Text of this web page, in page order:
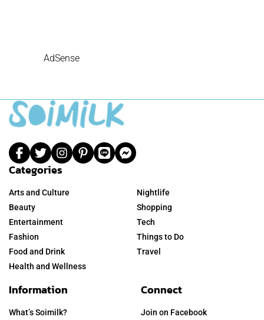
AdSense
Categories
Arts and Culture
Beauty
Entertainment
Fashion
Food and Drink
Health and Wellness
Nightlife
Shopping
Tech
Things to Do
Travel
Information
What’s Soimilk?
Connect
Join on Facebook